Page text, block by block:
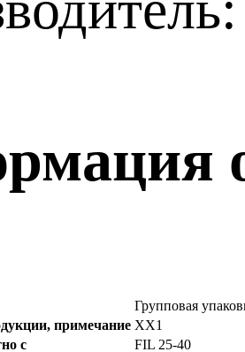
Групповая
примечание XX1
с
FIL 25-40